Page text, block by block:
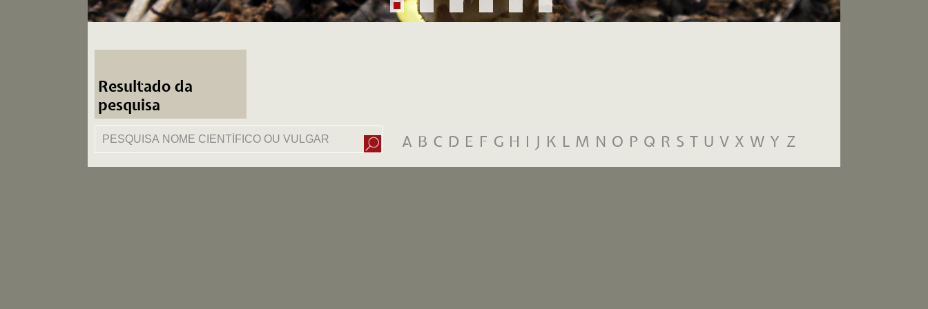
Resultado da
pesquisa
A B C D E F G H I J K L M N O P Q R S T U V X W Y Z